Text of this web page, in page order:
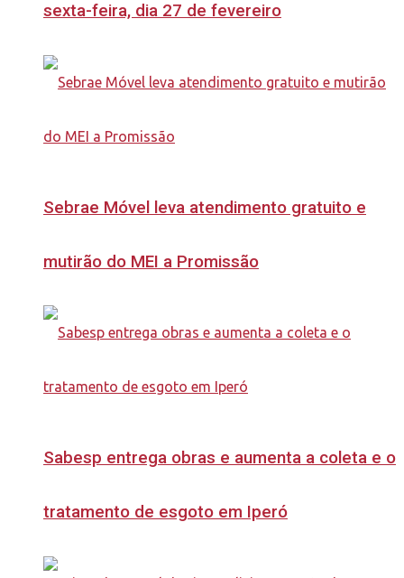
sexta-feira, dia 27 de fevereiro
Sebrae Móvel leva atendimento gratuito e
mutirão do MEI a Promissão
Sabesp entrega obras e aumenta a coleta e o
tratamento de esgoto em Iperó